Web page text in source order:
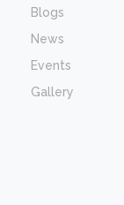
Blogs
News
Events
Gallery